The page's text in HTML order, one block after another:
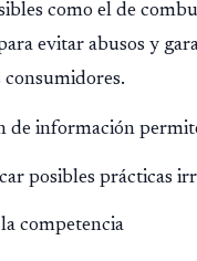
como el de
evitar abusos y
consumidores.
de información
posibles prácticas
competencia